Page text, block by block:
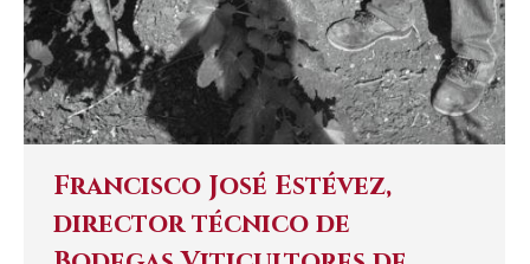
Francisco José Estévez,
director técnico de